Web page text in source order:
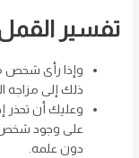
تفسير
وإذا رأى شخص
ذلك إلى مزاجه
وعليك أن تحذر
على وجود شخص
دون علمه.